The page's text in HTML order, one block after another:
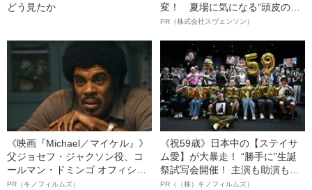
どう見たか
変！ 夏場に気になる“頭皮のニ
オイ”や“ベタつき”を解消す
ト”が生み出した徹底ケアとは
PR（株式会社スヴェンソン）
《映画『Michael／マイケル』》
父ジョセフ・ジャクソン役、コ
ールマン・ドミンゴ オフィシャ
ルインタビュー“観客を魅了した
PR（キノフィルムズ）
《祝59歳》日本中の【ステイサ
ム愛】が大暴走！ “勝手に”生誕
祭試写会開催！ 主演も助演も全
部ステイサム！「ステサミー
PR（（株）キノフィルムズ）